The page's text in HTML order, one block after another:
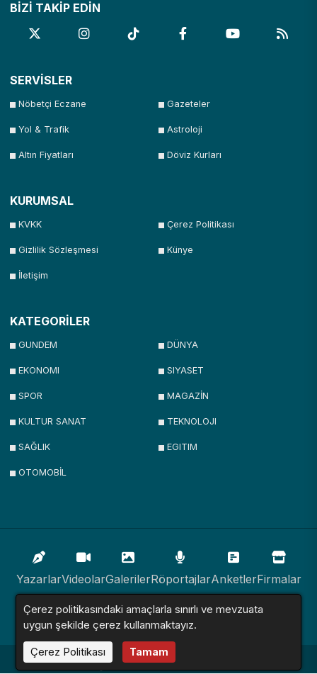
BİZİ TAKİP EDİN
SERVİSLER
Nöbetçi Eczane Gazeteler
Yol & Trafik Astroloji
Altın Fiyatları Döviz Kurları
KURUMSAL
KVKK Çerez Politikası
Gizlilik Sözleşmesi Künye
İletişim
KATEGORİLER
GUNDEM DÜNYA
EKONOMI SIYASET
SPOR MAGAZİN
KULTUR SANAT TEKNOLOJI
SAĞLIK EGITIM
OTOMOBİL
YazarlarVideolarGalerilerRöportajlarAnketlerFirmalar
İlanlarResmi İlanlarSitemap
Haber Sitesi © 2016 - 2024. Tüm Hakları Saklıdır.
Çerez politikasındaki amaçlarla sınırlı ve mevzuata
uygun şekilde çerez kullanmaktayız.
Çerez Politikası
Tamam